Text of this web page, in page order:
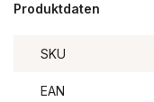
Produktdaten
SKU
EAN